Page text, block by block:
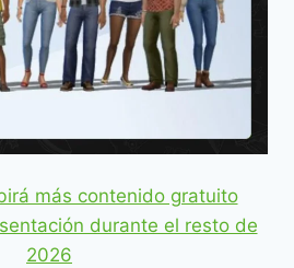
más contenido gratuito
durante el resto de
2026